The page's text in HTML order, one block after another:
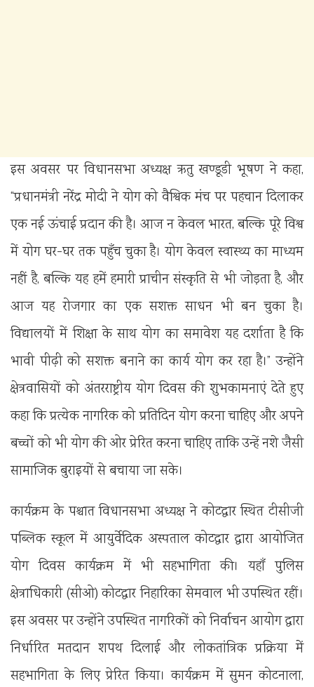
इस अवसर पर विधानसभा अध्यक्ष ऋतु खण्डूडी भूषण ने कहा,
“प्रधानमंत्री नरेंद्र मोदी ने योग को वैश्विक मंच पर पहचान दिलाकर
एक नई ऊंचाई प्रदान की है। आज न केवल भारत, बल्कि पूरे विश्व
में योग घर-घर तक पहुँच चुका है। योग केवल स्वास्थ्य का माध्यम
नहीं है, बल्कि यह हमें हमारी प्राचीन संस्कृति से भी जोड़ता है, और
आज यह रोजगार का एक सशक्त साधन भी बन चुका है।
विद्यालयों में शिक्षा के साथ योग का समावेश यह दर्शाता है कि
भावी पीढ़ी को सशक्त बनाने का कार्य योग कर रहा है।” उन्होंने
क्षेत्रवासियों को अंतरराष्ट्रीय योग दिवस की शुभकामनाएं देते हुए
कहा कि प्रत्येक नागरिक को प्रतिदिन योग करना चाहिए और अपने
बच्चों को भी योग की ओर प्रेरित करना चाहिए ताकि उन्हें नशे जैसी
सामाजिक बुराइयों से बचाया जा सके।
कार्यक्रम के पश्चात विधानसभा अध्यक्ष ने कोटद्वार स्थित टीसीजी
पब्लिक स्कूल में आयुर्वेदिक अस्पताल कोटद्वार द्वारा आयोजित
योग दिवस कार्यक्रम में भी सहभागिता की। यहाँ पुलिस
क्षेत्राधिकारी (सीओ) कोटद्वार निहारिका सेमवाल भी उपस्थित रहीं।
इस अवसर पर उन्होंने उपस्थित नागरिकों को निर्वाचन आयोग द्वारा
निर्धारित मतदान शपथ दिलाई और लोकतांत्रिक प्रक्रिया में
सहभागिता के लिए प्रेरित किया। कार्यक्रम में सुमन कोटनाला,